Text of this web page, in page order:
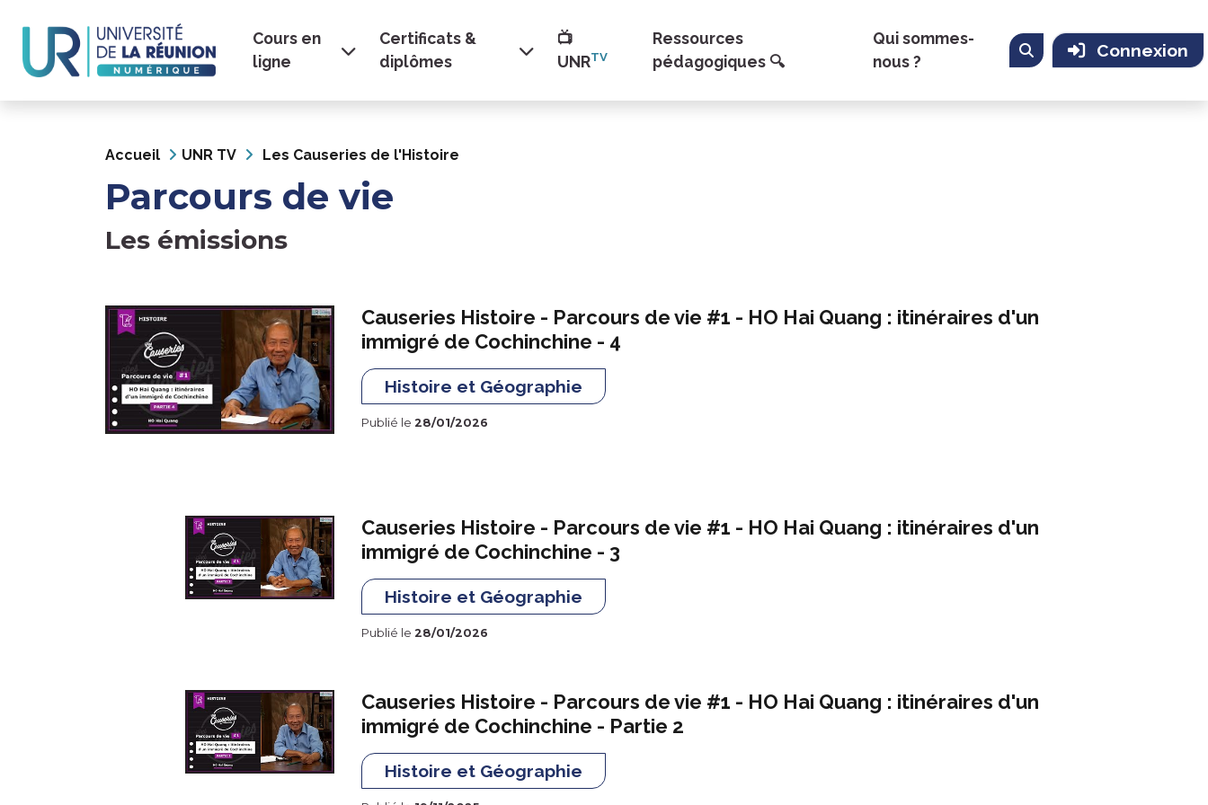
principal
Navigation
principale
Cours en
ligne
Certificats &
diplômes
📺
UNRTV
Ressources
pédagogiques 🔍
Qui sommes-
nous ?
Connexion
Accueil UNR TV Les Causeries de l'Histoire
Parcours de vie
Les émissions
Causeries Histoire - Parcours de vie #1 - HO Hai Quang : itinéraires d'un
immigré de Cochinchine - 4
Histoire et Géographie
Publié le 28/01/2026
Causeries Histoire - Parcours de vie #1 - HO Hai Quang : itinéraires d'un
immigré de Cochinchine - 3
Histoire et Géographie
Publié le 28/01/2026
Causeries Histoire - Parcours de vie #1 - HO Hai Quang : itinéraires d'un
immigré de Cochinchine - Partie 2
Histoire et Géographie